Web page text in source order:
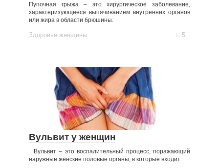
Пупочная грыжа – это хирургическое заболевание,
характеризующееся выпячиванием внутренних органов
или жира в области брюшины.
Здоровье женщины 5
Вульвит у женщин
Вульвит – это воспалительный процесс, поражающий
наружные женские половые органы, в которые входит